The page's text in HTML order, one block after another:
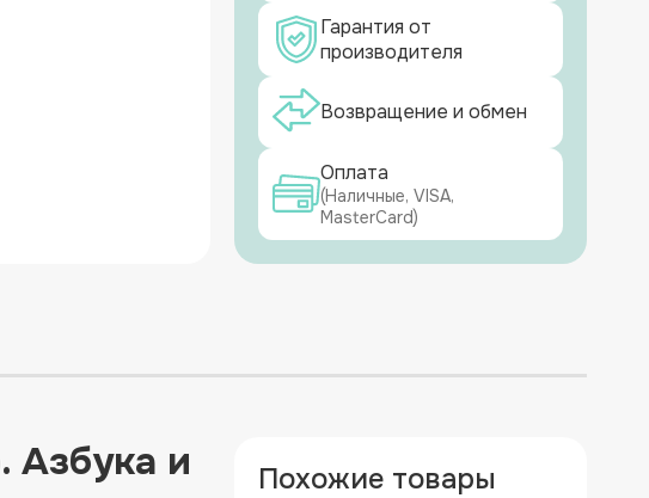
Гарантия от
производителя
Возвращение и обмен
Оплата
(Наличные, VISA,
MasterCard)
Азбука и
Похожие товары